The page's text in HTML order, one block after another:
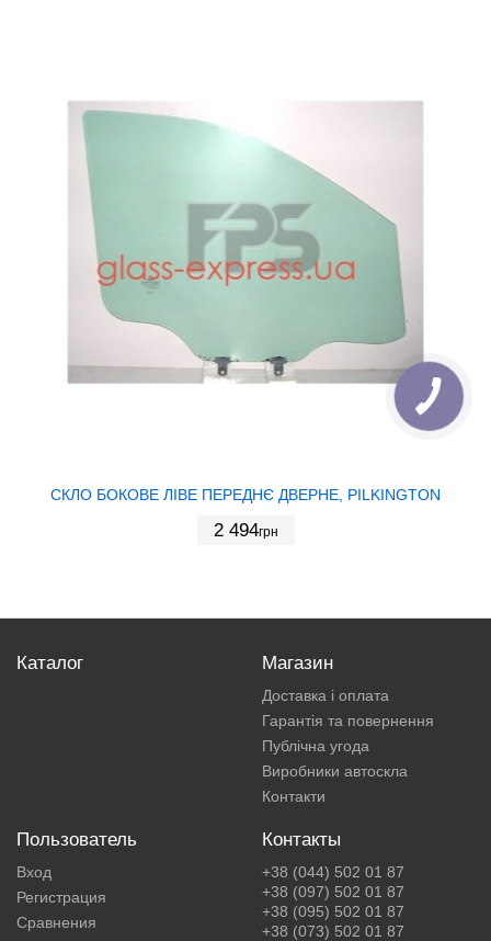
СКЛО БОКОВЕ ЛІВЕ ПЕРЕДНЄ ДВЕРНЕ, PILKINGTON
2 494грн
Каталог Магазин
Доставка і оплата
Гарантія та повернення
Публічна угода
Виробники автоскла
Контакти
Пользователь
Вход
Регистрация
Сравнения
Контакты
+38 (044) 502 01 87
+38 (097) 502 01 87
+38 (095) 502 01 87
+38 (073) 502 01 87